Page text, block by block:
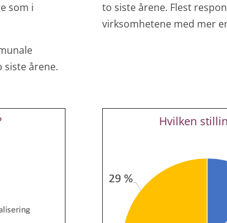
som i
årene.
to siste årene. Flest
virksomhetene med mer
Hvilken